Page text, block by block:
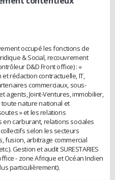
occupé les fonctions de
& Social, recouvrement
D&D Front office) : «
rédaction contractuelle, IT,
commerciaux, sous-
Joint-Ventures, immobilier,
nature national et
» et les relations
carburant, relations sociales
selon les secteurs
fusion, arbitrage commercial
Gestion et audit SURESTARIES
- zone Afrique et Océan Indien
particulièrement).